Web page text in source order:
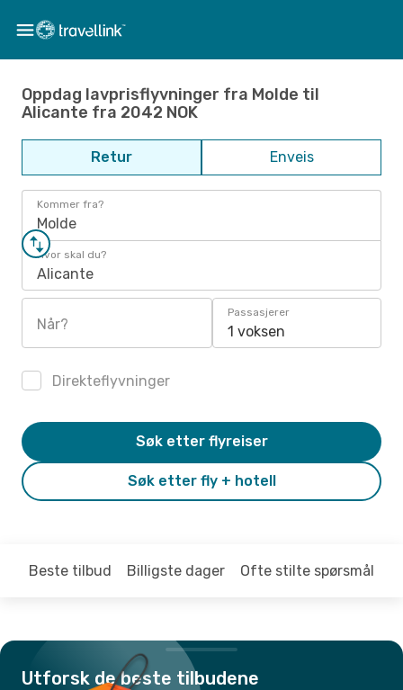
Oppdag lavprisflyvninger fra Molde til
Alicante fra 2042 NOK
Retur Enveis
Kommer fra?
Molde
Hvor skal du?
Alicante
Når?
Passasjerer
1 voksen
Direkteflyvninger
Søk etter fly + hotell
Søk etter flyreiser
Beste tilbud Billigste dager Ofte stilte spørsmål
Utforsk de beste tilbudene